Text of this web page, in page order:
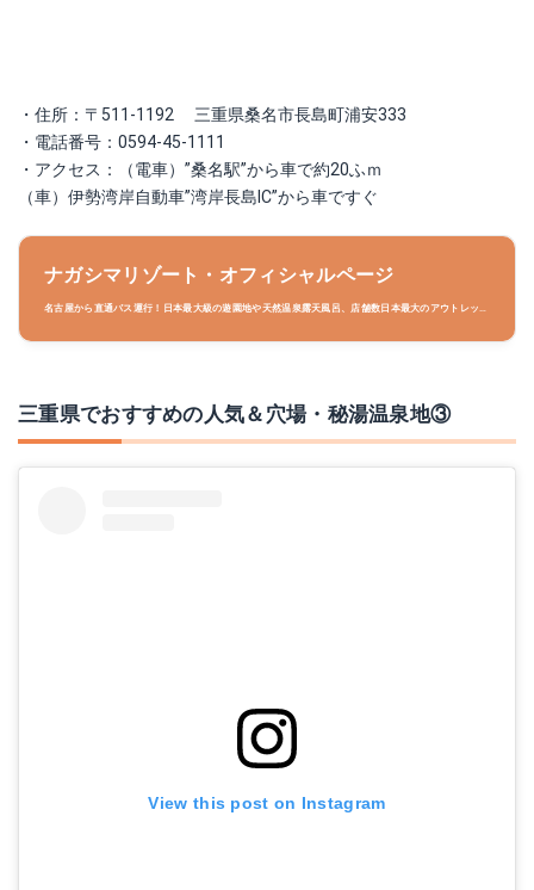
・住所：〒511-1192 三重県桑名市長島町浦安333
・電話番号：0594-45-1111
・アクセス：（電車）”桑名駅”から車で約20ふｍ
（車）伊勢湾岸自動車”湾岸長島IC”から車ですぐ
ナガシマリゾート・オフィシャルページ
名古屋から直通バス運行！日本最大級の遊園地や天然温泉露天風呂、店舗数日本最大のアウトレット
三重県でおすすめの人気＆穴場・秘湯温泉地③
View this post on Instagram